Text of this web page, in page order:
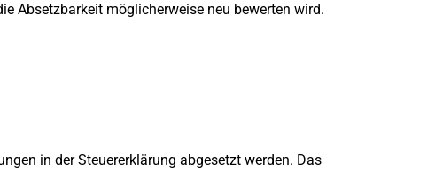
Absetzbarkeit möglicherweise neu bewerten wird.
in der Steuererklärung abgesetzt werden. Das